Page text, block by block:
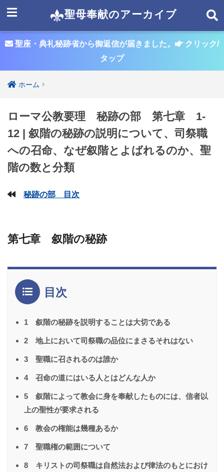
聖母奉献のアーカイブ
聖座・典礼秘跡省から御返信が届きました。
クリック/
タップ
ホーム
ローマ公教要理 秘跡の部 第七章 1-
12 | 叙階の秘跡の説明について、司祭職
への召命、なぜ叙階とよばれるのか、聖
階の数と分類
秘跡の部 目次
第七章 叙階の秘跡
目次
1 叙階の秘跡を説明することは大切である
2 地上において司祭職の品位にまさるそれはない
3 聖職に召されるのは誰か
4 召命の道にはいる人とはどんな人か
5 叙階によって教会に身を奉献したものには、信者以
上の聖性が要求される
6 教会の権能は幾種あるか
7 聖職権の範囲について
8 キリストの司祭職は自然法および律法のもとにおけ